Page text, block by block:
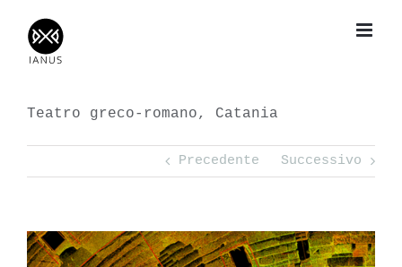
Teatro greco-romano, Catania
Precedente Successivo
View